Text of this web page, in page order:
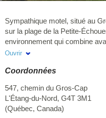
Sympathique motel, situé au
sur la plage de la Petite-
environnement qui combine
accessibilité. Vous trouverez
les commodités pour que vous
pensez motel l'Archipel... et
Chien accepté, des frais de
obligatoirement être mentionné
Ouvrir
Coordonnées
547, chemin du Gros-Cap
L'Étang-du-Nord, G4T 3M1
(Québec, Canada)